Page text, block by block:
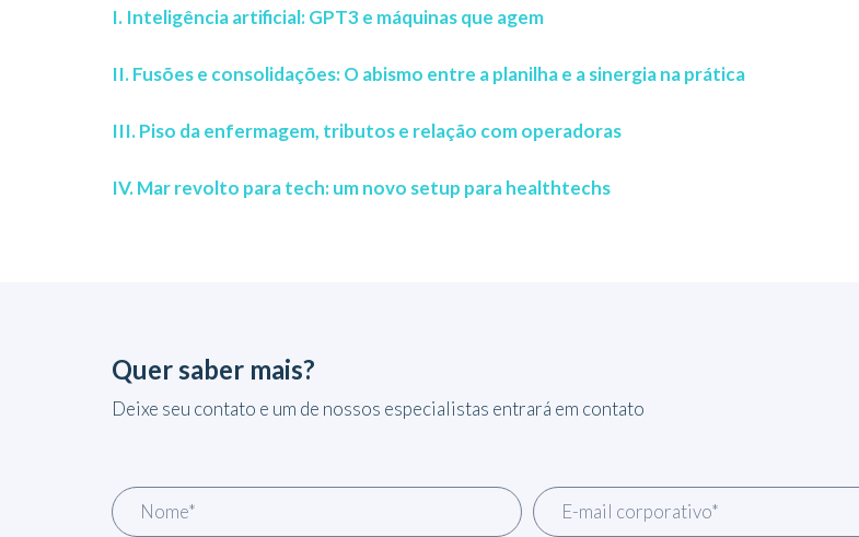
I. Inteligência artificial: GPT3 e máquinas que agem
II. Fusões e consolidações: O abismo entre a planilha e a sinergia na prática
III. Piso da enfermagem, tributos e relação com operadoras
IV. Mar revolto para tech: um novo setup para healthtechs
Quer saber mais?
Deixe seu contato e um de nossos especialistas entrará em contato